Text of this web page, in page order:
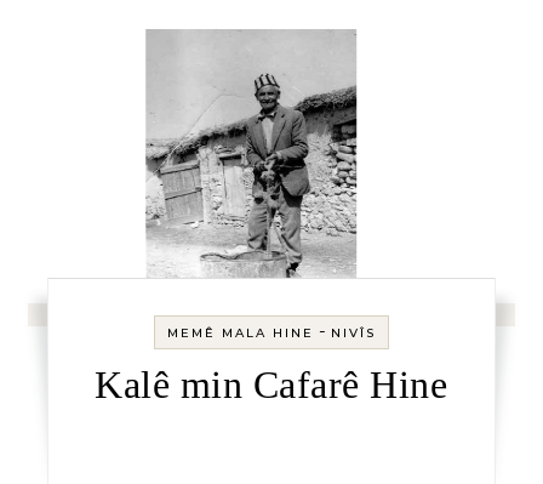
MEMÊ MALA HINE - NIVÎS
Kalê min Cafarê Hine